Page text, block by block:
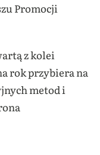
Promocji
z kolei
rok przybiera na
metod i